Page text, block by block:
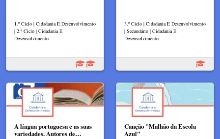
1.º Ciclo | Cidadania E Desenvolvimento
| 2.º Ciclo | Cidadania E
Desenvolvimento
3.º Ciclo | Cidadania E Desenvolvimento
| Secundário | Cidadania E
Desenvolvimento
A língua portuguesa e as suas
variedades. Autores de…
Canção "Malhão da Escola
Azul"